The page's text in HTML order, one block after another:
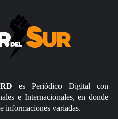
es Periódico Digital con
e Internacionales, en donde
informaciones variadas.